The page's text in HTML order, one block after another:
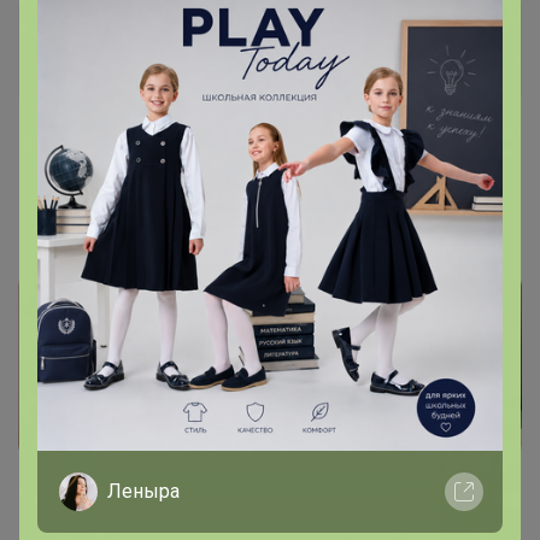
Happy Baby
Золотой организатор
7 апреля, 2025 15:36
птичье молоко , Отлично
Леныра